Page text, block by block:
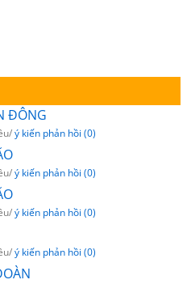
ĐÔNG
ý kiến phản hồi (0)
ý kiến phản hồi (0)
ý kiến phản hồi (0)
ý kiến phản hồi (0)